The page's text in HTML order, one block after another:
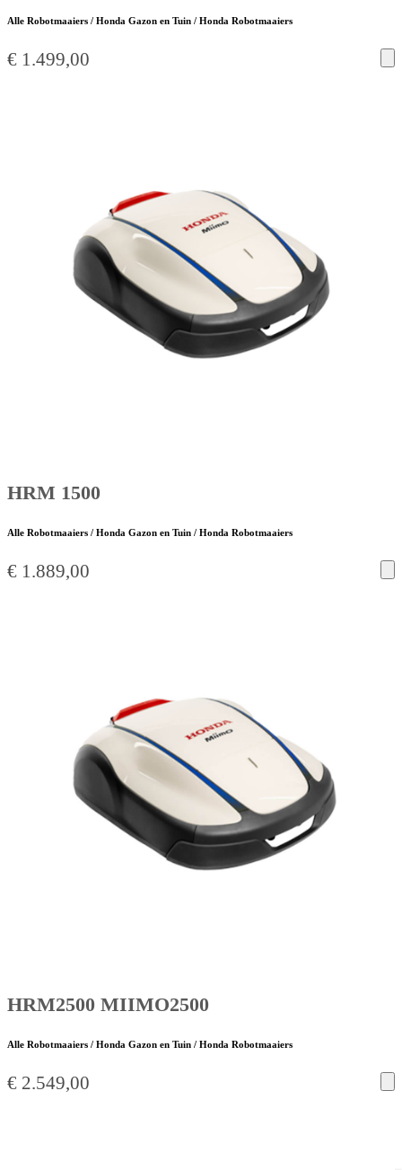
Alle Robotmaaiers / Honda Gazon en Tuin / Honda Robotmaaiers
€ 1.499,00
HRM 1500
Alle Robotmaaiers / Honda Gazon en Tuin / Honda Robotmaaiers
€ 1.889,00
HRM2500 MIIMO2500
Alle Robotmaaiers / Honda Gazon en Tuin / Honda Robotmaaiers
€ 2.549,00